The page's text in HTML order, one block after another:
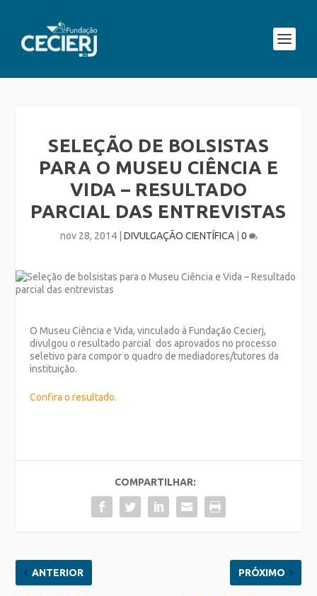
SELEÇÃO DE BOLSISTAS
PARA O MUSEU CIÊNCIA E
VIDA – RESULTADO
PARCIAL DAS ENTREVISTAS
nov 28, 2014| DIVULGAÇÃO CIENTÍFICA| 0
O Museu Ciência e Vida, vinculado à Fundação Cecierj,
divulgou o resultado parcial dos aprovados no processo
seletivo para compor o quadro de mediadores/tutores da
instituição.
Confira o resultado.
COMPARTILHAR:
ANTERIOR PRÓXIMO